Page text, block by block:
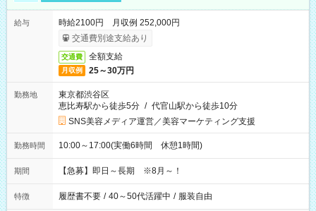
給与
時給2100円 月収例 252,000円
交通費別途支給あり
交通費 全額支給
月収例 25～30万円
勤務地
東京都渋谷区
恵比寿駅から徒歩5分 / 代官山駅から徒歩10分
SNS美容メディア運営／美容マーケティング支援
勤務時間 10:00～17:00(実働6時間 休憩1時間)
期間 【急募】即日～長期 ※8月～！
特徴 履歴書不要 / 40～50代活躍中 / 服装自由